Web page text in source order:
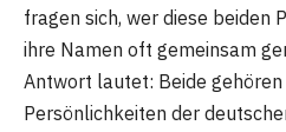
fragen sich, wer diese beiden
ihre Namen oft gemeinsam
Antwort lautet: Beide
Persönlichkeiten der